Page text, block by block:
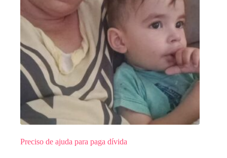
Preciso de ajuda para paga dívida